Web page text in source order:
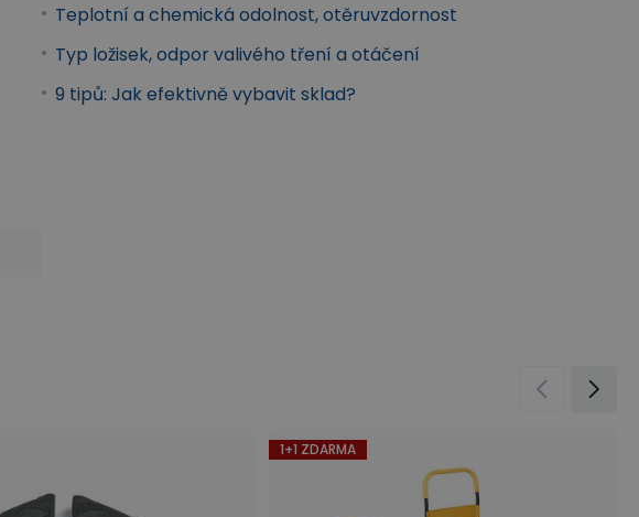
Teplotní a chemická odolnost, otěruvzdornost
Typ ložisek, odpor valivého tření a otáčení
9 tipů: Jak efektivně vybavit sklad?
1+1 ZDARMA